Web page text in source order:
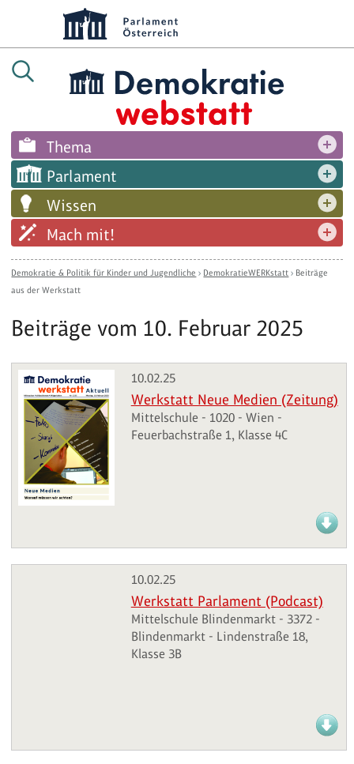
Thema
Parlament
Wissen
Mach mit!
Demokratie & Politik für Kinder und Jugendliche › DemokratieWERKstatt › Beiträge
aus der Werkstatt
Beiträge vom 10. Februar 2025
10.02.25
Werkstatt Neue Medien (Zeitung)
Mittelschule - 1020 - Wien -
Feuerbachstraße 1, Klasse 4C
10.02.25
Werkstatt Parlament (Podcast)
Mittelschule Blindenmarkt - 3372 -
Blindenmarkt - Lindenstraße 18,
Klasse 3B